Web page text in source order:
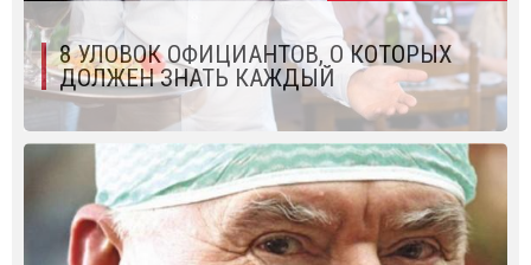
8 УЛОВОК ОФИЦИАНТОВ, О КОТОРЫХ
ДОЛЖЕН ЗНАТЬ КАЖДЫЙ